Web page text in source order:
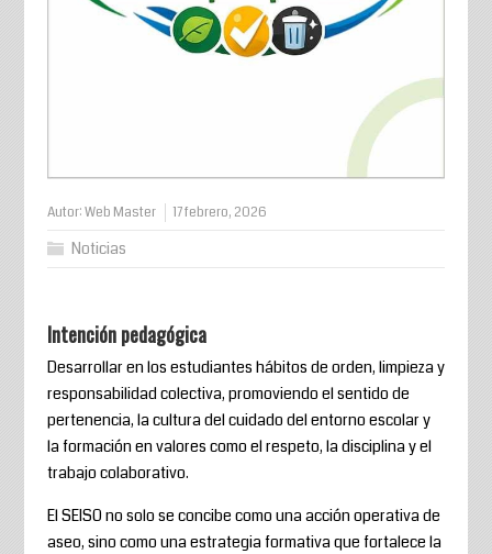
Autor:Web Master 17 febrero, 2026
Noticias
Intención pedagógica
Desarrollar en los estudiantes hábitos de orden, limpieza y
responsabilidad colectiva, promoviendo el sentido de
pertenencia, la cultura del cuidado del entorno escolar y
la formación en valores como el respeto, la disciplina y el
trabajo colaborativo.
El SEISO no solo se concibe como una acción operativa de
aseo, sino como una estrategia formativa que fortalece la